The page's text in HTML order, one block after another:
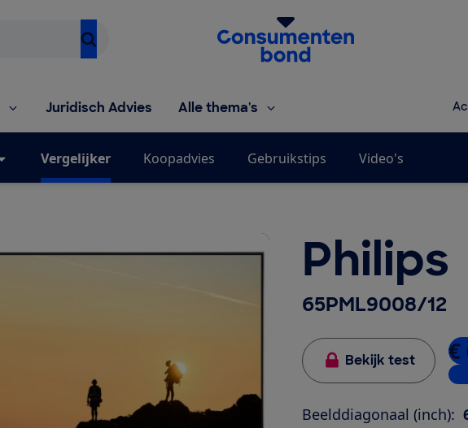
Homepage van de Consumentenbond
Juridisch Advies Alle thema's
Vergelijker Koopadvies Gebruikstips Video's
Philips
65PML9008/12
Bekijk test €
1
Beelddiagonaal (inch):